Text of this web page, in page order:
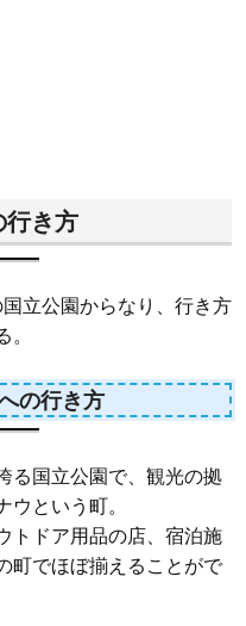
行き方
立公園からなり、行き方
の行き方
る国立公園で、観光の拠
という町。
トドア用品の店、宿泊施
町でほぼ揃えることがで